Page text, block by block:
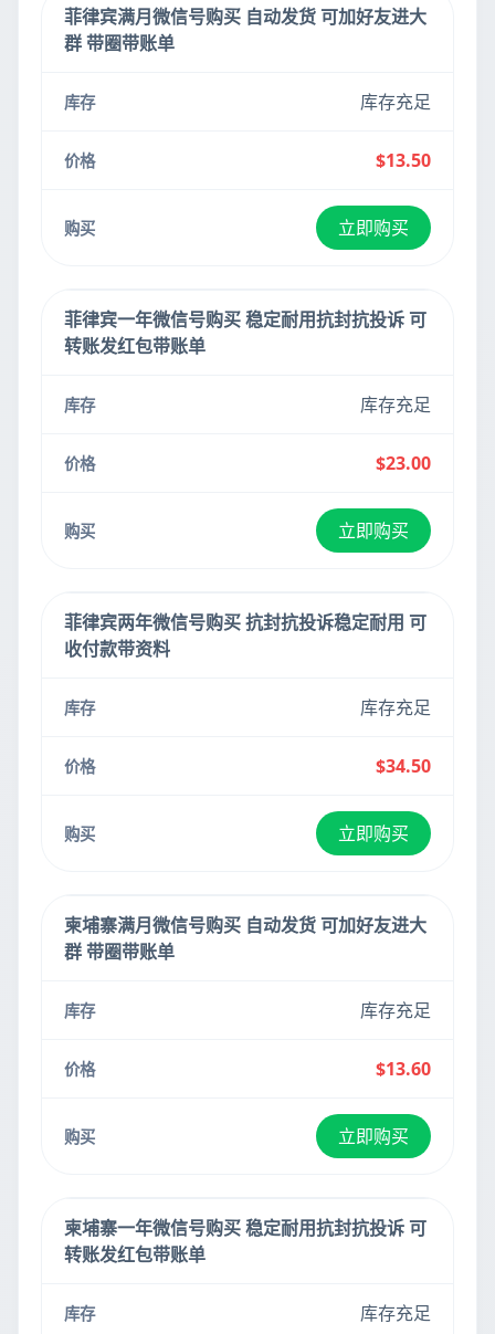
菲律宾满月微信号购买 自动发货 可加好友进大
群 带圈带账单
库存充足
$13.50
立即购买
菲律宾一年微信号购买 稳定耐用抗封抗投诉 可
转账发红包带账单
库存充足
$23.00
立即购买
菲律宾两年微信号购买 抗封抗投诉稳定耐用 可
收付款带资料
库存充足
$34.50
立即购买
柬埔寨满月微信号购买 自动发货 可加好友进大
群 带圈带账单
库存充足
$13.60
立即购买
柬埔寨一年微信号购买 稳定耐用抗封抗投诉 可
转账发红包带账单
库存充足